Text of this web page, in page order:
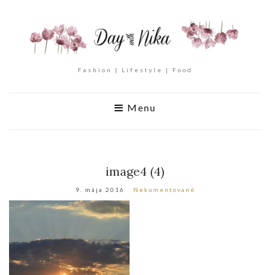
Fashion | Lifestyle | Food
Menu
image4 (4)
9. mája 2016 Nekomentované